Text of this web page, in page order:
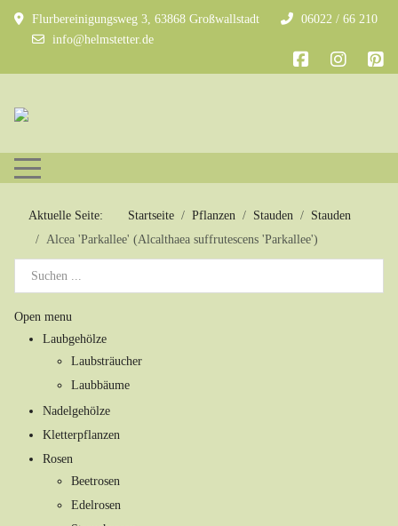
Flurbereinigungsweg 3, 63868 Großwallstadt
06022 / 66 210
info@helmstetter.de
Mobile Menu Toggle
Aktuelle Seite: Startseite Pflanzen Stauden
Stauden
Alcea 'Parkallee' (Alcalthaea suffrutescens 'Parkallee')
Open menu
Laubgehölze
Laubsträucher
Laubbäume
Nadelgehölze
Kletterpflanzen
Rosen
Beetrosen
Edelrosen